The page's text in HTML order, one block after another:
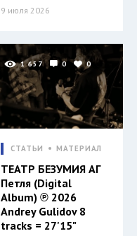
9 июля 2026
1 657 0 0
СТАТЬИ МАТЕРИАЛ
ТЕАТР БЕЗУМИЯ АГ
Петля (Digital
Album) ℗ 2026
Andrey Gulidov 8
tracks = 27'15"